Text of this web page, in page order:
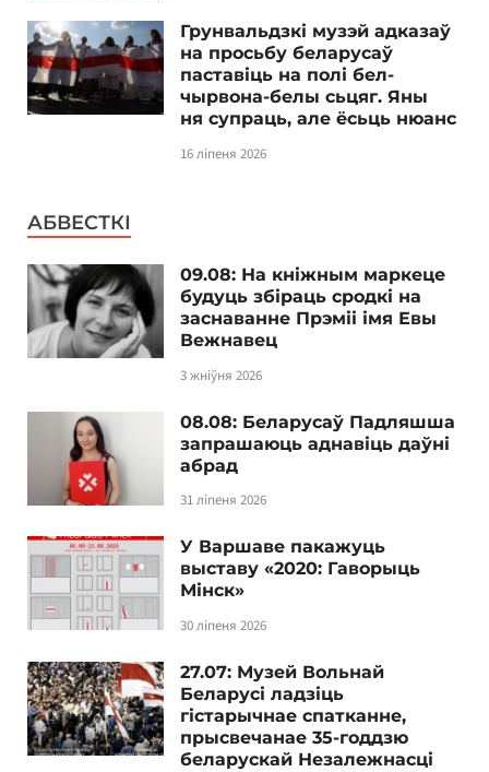
Грунвальдзкі музэй адказаў
на просьбу беларусаў
паставіць на полі бел-
чырвона-белы сьцяг. Яны
ня супраць, але ёсьць нюанс
16 ліпеня 2026
АБВЕСТКІ
09.08: На кніжным маркеце
будуць збіраць сродкі на
заснаванне Прэміі імя Евы
Вежнавец
3 жніўня 2026
08.08: Беларусаў Падляшша
запрашаюць аднавіць даўні
абрад
31 ліпеня 2026
У Варшаве пакажуць
выставу «2020: Гаворыць
Мінск»
30 ліпеня 2026
27.07: Музей Вольнай
Беларусі ладзіць
гістарычнае спатканне,
прысвечанае 35-годдзю
беларускай Незалежнасці